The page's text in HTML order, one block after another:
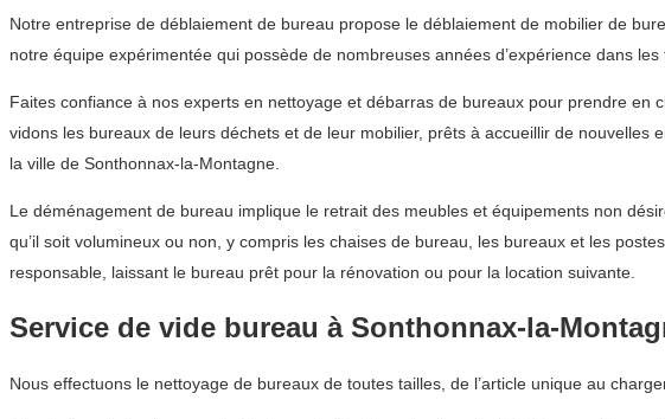
Notre entreprise de déblaiement de bureau propose le déblaiement de mobilier de
notre équipe expérimentée qui possède de nombreuses années d’expérience dans
Faites confiance à nos experts en nettoyage et débarras de bureaux pour prendre en
vidons les bureaux de leurs déchets et de leur mobilier, prêts à accueillir de
la ville de Sonthonnax-la-Montagne.
Le déménagement de bureau implique le retrait des meubles et équipements non
qu’il soit volumineux ou non, y compris les chaises de bureau, les bureaux et les
responsable, laissant le bureau prêt pour la rénovation ou pour la location suivante.
Service de vide bureau à Sonthonnax-la-
Nous effectuons le nettoyage de bureaux de toutes tailles, de l’article unique au